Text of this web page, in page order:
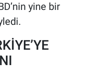
yine bir